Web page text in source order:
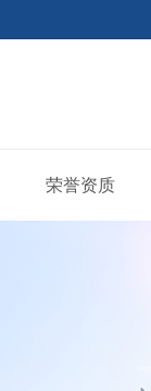
荣誉资质